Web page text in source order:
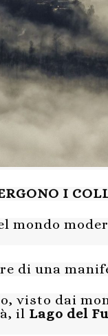
I
mondo
di una
visto dai
il Lago del